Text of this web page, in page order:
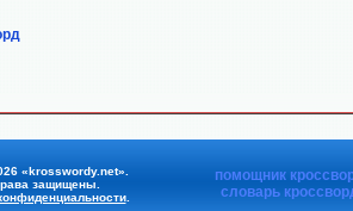
«krosswordy.net».
защищены.
.
помощник
словарь